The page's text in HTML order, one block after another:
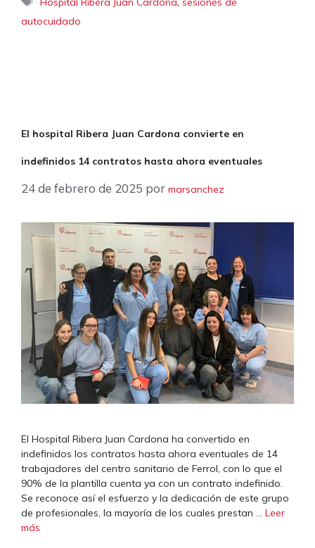
autocuidado
El hospital Ribera Juan Cardona convierte en
indefinidos 14 contratos hasta ahora eventuales
24 de febrero de 2025 por marsanchez
El Hospital Ribera Juan Cardona ha convertido en
indefinidos los contratos hasta ahora eventuales de 14
trabajadores del centro sanitario de Ferrol, con lo que el
90% de la plantilla cuenta ya con un contrato indefinido.
Se reconoce así el esfuerzo y la dedicación de este grupo
de profesionales, la mayoría de los cuales prestan … Leer
más